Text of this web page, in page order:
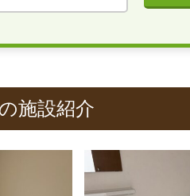
施設紹介